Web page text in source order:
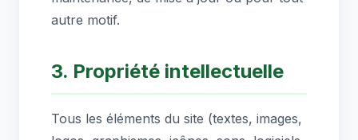
autre motif.
3. Propriété intellectuelle
Tous les éléments du site (textes, images,